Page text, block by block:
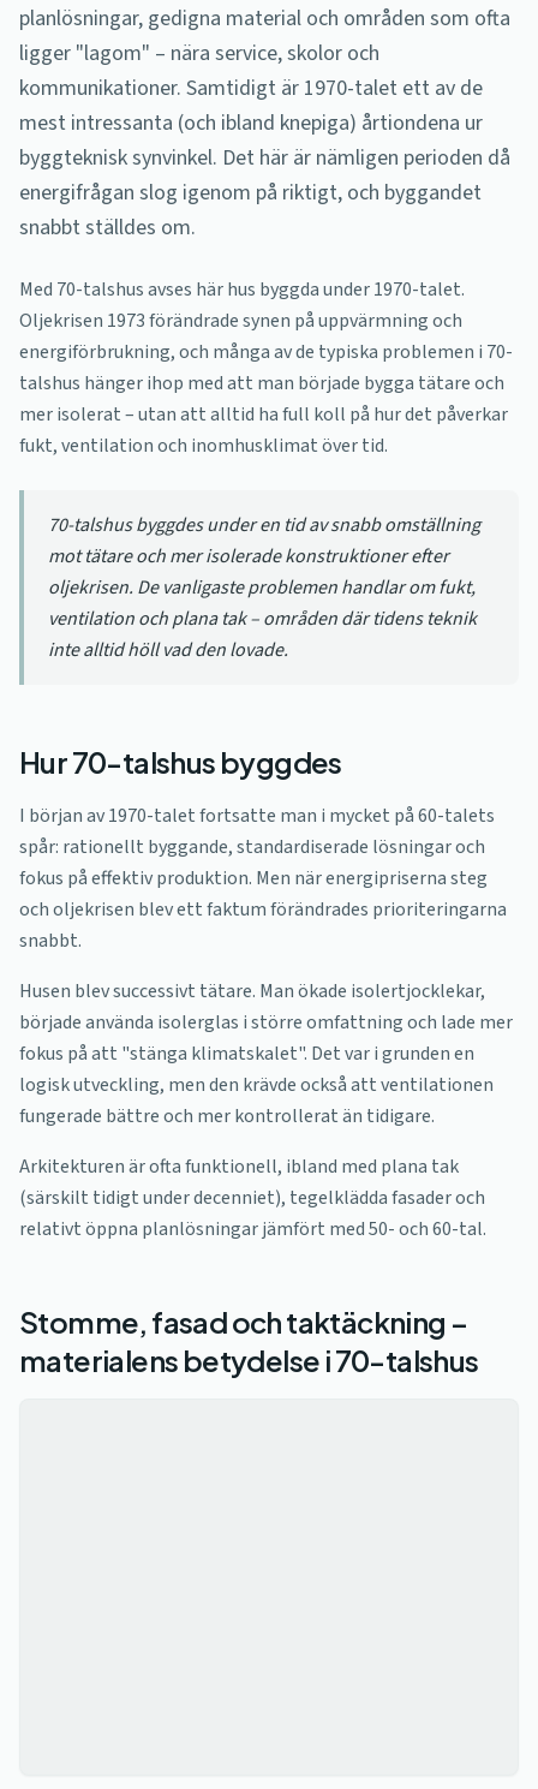
planlösningar, gedigna material och områden som ofta
ligger "lagom" – nära service, skolor och
kommunikationer. Samtidigt är 1970-talet ett av de
mest intressanta (och ibland knepiga) årtiondena ur
byggteknisk synvinkel. Det här är nämligen perioden då
energifrågan slog igenom på riktigt, och byggandet
snabbt ställdes om.
Med 70-talshus avses här hus byggda under 1970-talet.
Oljekrisen 1973 förändrade synen på uppvärmning och
energiförbrukning, och många av de typiska problemen i 70-
talshus hänger ihop med att man började bygga tätare och
mer isolerat – utan att alltid ha full koll på hur det påverkar
fukt, ventilation och inomhusklimat över tid.
70-talshus byggdes under en tid av snabb omställning
mot tätare och mer isolerade konstruktioner efter
oljekrisen. De vanligaste problemen handlar om fukt,
ventilation och plana tak – områden där tidens teknik
inte alltid höll vad den lovade.
Hur 70-talshus byggdes
I början av 1970-talet fortsatte man i mycket på 60-talets
spår: rationellt byggande, standardiserade lösningar och
fokus på effektiv produktion. Men när energipriserna steg
och oljekrisen blev ett faktum förändrades prioriteringarna
snabbt.
Husen blev successivt tätare. Man ökade isolertjocklekar,
började använda isolerglas i större omfattning och lade mer
fokus på att "stänga klimatskalet". Det var i grunden en
logisk utveckling, men den krävde också att ventilationen
fungerade bättre och mer kontrollerat än tidigare.
Arkitekturen är ofta funktionell, ibland med plana tak
(särskilt tidigt under decenniet), tegelklädda fasader och
relativt öppna planlösningar jämfört med 50- och 60-tal.
Stomme, fasad och taktäckning –
materialens betydelse i 70-talshus